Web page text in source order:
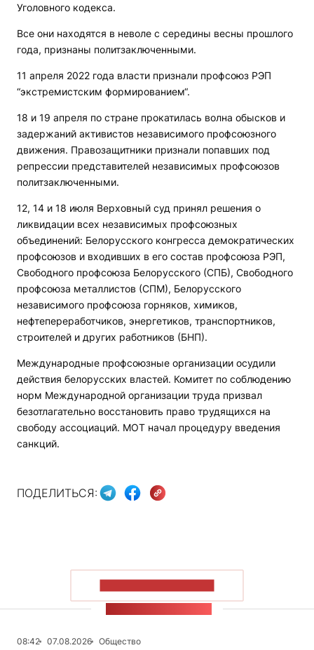
Уголовного кодекса.
Все они находятся в неволе с середины весны прошлого
года, признаны политзаключенными.
11 апреля 2022 года власти признали профсоюз РЭП
“экстремистским формированием“.
18 и 19 апреля по стране прокатилась волна обысков и
задержаний активистов независимого профсоюзного
движения. Правозащитники признали попавших под
репрессии представителей независимых профсоюзов
политзаключенными.
12, 14 и 18 июля Верховный суд принял решения о
ликвидации всех независимых профсоюзных
объединений: Белорусского конгресса демократических
профсоюзов и входивших в его состав профсоюза РЭП,
Свободного профсоюза Белорусского (СПБ), Свободного
профсоюза металлистов (СПМ), Белорусского
независимого профсоюза горняков, химиков,
нефтепереработчиков, энергетиков, транспортников,
строителей и других работников (БНП).
Международные профсоюзные организации осудили
действия белорусских властей. Комитет по соблюдению
норм Международной организации труда призвал
безотлагательно восстановить право трудящихся на
свободу ассоциаций. МОТ начал процедуру введения
санкций.
ПОДЕЛИТЬСЯ:
08:42 07.08.2026 Общество